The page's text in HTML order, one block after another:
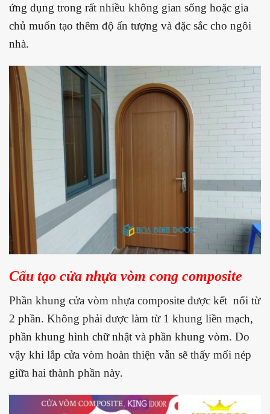
ứng dụng trong rất nhiều không gian sống hoặc gia
chủ muốn tạo thêm độ ấn tượng và đặc sắc cho ngôi
nhà.
Cấu tạo cửa nhựa vòm cong composite
Phần khung cửa vòm nhựa composite được kết nối từ
2 phần. Không phải được làm từ 1 khung liền mạch,
phần khung hình chữ nhật và phần khung vòm. Do
vậy khi lắp cửa vòm hoàn thiện vẫn sẽ thấy mối nép
giữa hai thành phần này.